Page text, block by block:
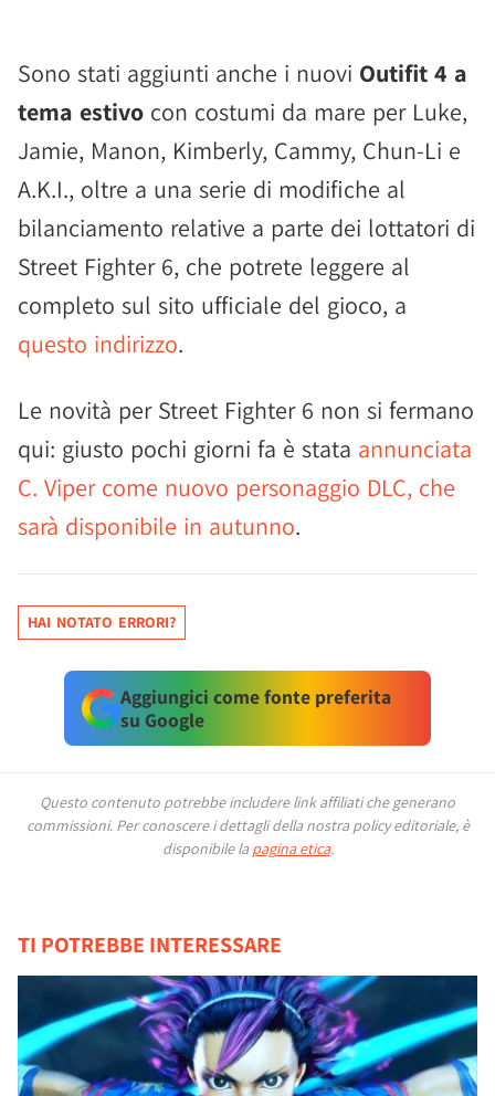
Sono stati aggiunti anche i nuovi Outifit 4 a
tema estivo con costumi da mare per Luke,
Jamie, Manon, Kimberly, Cammy, Chun-Li e
A.K.I., oltre a una serie di modifiche al
bilanciamento relative a parte dei lottatori di
Street Fighter 6, che potrete leggere al
completo sul sito ufficiale del gioco, a
questo indirizzo.
Le novità per Street Fighter 6 non si fermano
qui: giusto pochi giorni fa è stata annunciata
C. Viper come nuovo personaggio DLC, che
sarà disponibile in autunno.
HAI NOTATO ERRORI?
Aggiungici come fonte preferita
su Google
Questo contenuto potrebbe includere link affiliati che generano
commissioni. Per conoscere i dettagli della nostra policy editoriale, è
disponibile la pagina etica.
TI POTREBBE INTERESSARE